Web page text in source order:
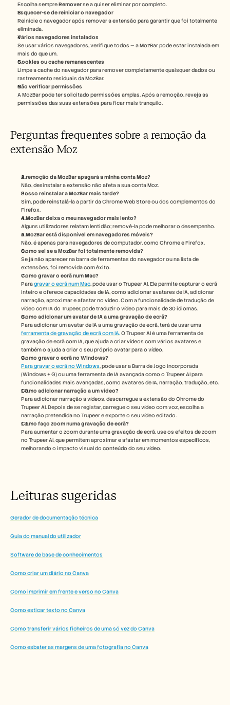
Escolha sempre Remover se a quiser eliminar por completo.
Esquecer-se de reiniciar o navegador
Reinicie o navegador após remover a extensão para garantir que foi totalmente
eliminada.
Vários navegadores instalados
Se usar vários navegadores, verifique todos — a MozBar pode estar instalada em
mais do que um.
Cookies ou cache remanescentes
Limpe a cache do navegador para remover completamente quaisquer dados ou
rastreamento residuais da MozBar.
Não verificar permissões
A MozBar pode ter solicitado permissões amplas. Após a remoção, reveja as
permissões das suas extensões para ficar mais tranquilo.
Perguntas frequentes sobre a remoção da
extensão Moz
A remoção da MozBar apagará a minha conta Moz?
Não, desinstalar a extensão não afeta a sua conta Moz.
Posso reinstalar a MozBar mais tarde?
Sim, pode reinstalá-la a partir da Chrome Web Store ou dos complementos do
Firefox.
A MozBar deixa o meu navegador mais lento?
Alguns utilizadores relatam lentidão; removê-la pode melhorar o desempenho.
A MozBar está disponível em navegadores móveis?
Não, é apenas para navegadores de computador, como Chrome e Firefox.
Como sei se a MozBar foi totalmente removida?
Se já não aparecer na barra de ferramentas do navegador ou na lista de
extensões, foi removida com êxito.
Como gravar o ecrã num Mac?
Para gravar o ecrã num Mac, pode usar o Trupeer AI. Ele permite capturar o ecrã
inteiro e oferece capacidades de IA, como adicionar avatares de IA, adicionar
narração, aproximar e afastar no vídeo. Com a funcionalidade de tradução de
vídeo com IA do Trupeer, pode traduzir o vídeo para mais de 30 idiomas.
Como adicionar um avatar de IA a uma gravação de ecrã?
ferramenta de gravação de ecrã com IA. O Trupeer AI é uma ferramenta de
gravação de ecrã com IA, que ajuda a criar vídeos com vários avatares e
também o ajuda a criar o seu próprio avatar para o vídeo.
Como gravar o ecrã no Windows?
Para gravar o ecrã no Windows, pode usar a Barra de Jogo incorporada
(Windows + G) ou uma ferramenta de IA avançada como o Trupeer AI para
funcionalidades mais avançadas, como avatares de IA, narração, tradução, etc.
Como adicionar narração a um vídeo?
Para adicionar narração a vídeos, descarregue a extensão do Chrome do
Trupeer AI. Depois de se registar, carregue o seu vídeo com voz, escolha a
narração pretendida no Trupeer e exporte o seu vídeo editado.
Como faço zoom numa gravação de ecrã?
Para aumentar o zoom durante uma gravação de ecrã, use os efeitos de zoom
no Trupeer AI, que permitem aproximar e afastar em momentos específicos,
melhorando o impacto visual do conteúdo do seu vídeo.
Leituras sugeridas
Gerador de documentação técnica
Guia do manual do utilizador
Software de base de conhecimentos
Como criar um diário no Canva
Como imprimir em frente e verso no Canva
Como esticar texto no Canva
Como transferir vários ficheiros de uma só vez do Canva
Como esbater as margens de uma fotografia no Canva